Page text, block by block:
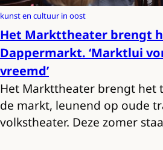
kunst en cultuur in oost
Het Markttheater brengt
Dappermarkt. ‘Marktlui
vreemd’
Het Markttheater brengt het
de markt, leunend op oude
volkstheater. Deze zomer